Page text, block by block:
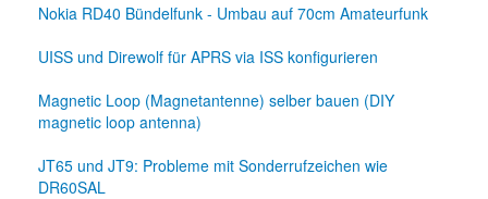
Nokia RD40 Bündelfunk - Umbau auf 70cm Amateurfunk
UISS und Direwolf für APRS via ISS konfigurieren
Magnetic Loop (Magnetantenne) selber bauen (DIY
magnetic loop antenna)
JT65 und JT9: Probleme mit Sonderrufzeichen wie
DR60SAL